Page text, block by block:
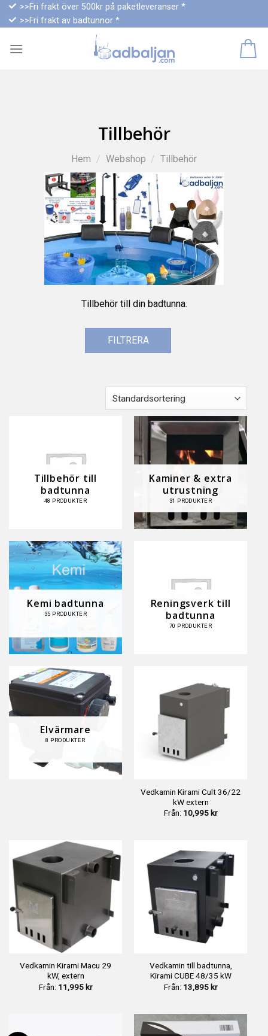
Skip >>Fri frakt över 500kr på paketleveranser *
>>Fri frakt av badtunnor *
Tillbehör
Hem / Webshop / Tillbehör
Tillbehör till din badtunna.
FILTRERA
Tillbehör till
badtunna
48 PRODUKTER
Kaminer & extra
utrustning
31 PRODUKTER
Kemi badtunna
35 PRODUKTER
Reningsverk till
badtunna
70 PRODUKTER
Elvärmare
8 PRODUKTER
Vedkamin Kirami Cult 36/22
kW extern
Från: 10,995 kr
Vedkamin Kirami Macu 29
kW, extern
Från: 11,995 kr
Vedkamin till badtunna,
Kirami CUBE 48/35 kW
Från: 13,895 kr